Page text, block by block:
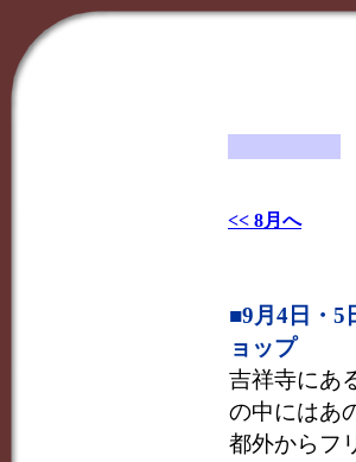
<< 8月へ
■9月4日・
ョップ
吉祥寺にあ
の中にはあ
都外からフ